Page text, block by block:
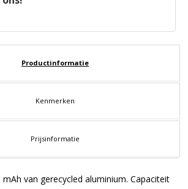
Productinformatie
Kenmerken
Prijsinformatie
van gerecycled aluminium. Capaciteit